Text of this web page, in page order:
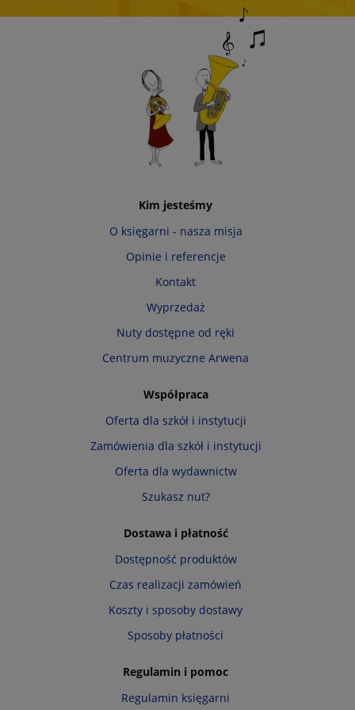
Kim jesteśmy
O księgarni - nasza misja
Opinie i referencje
Kontakt
Wyprzedaż
Nuty dostępne od ręki
Centrum muzyczne Arwena
Współpraca
Oferta dla szkół i instytucji
Zamówienia dla szkół i instytucji
Oferta dla wydawnictw
Szukasz nut?
Dostawa i płatność
Dostępność produktów
Czas realizacji zamówień
Koszty i sposoby dostawy
Sposoby płatności
Regulamin i pomoc
Regulamin księgarni